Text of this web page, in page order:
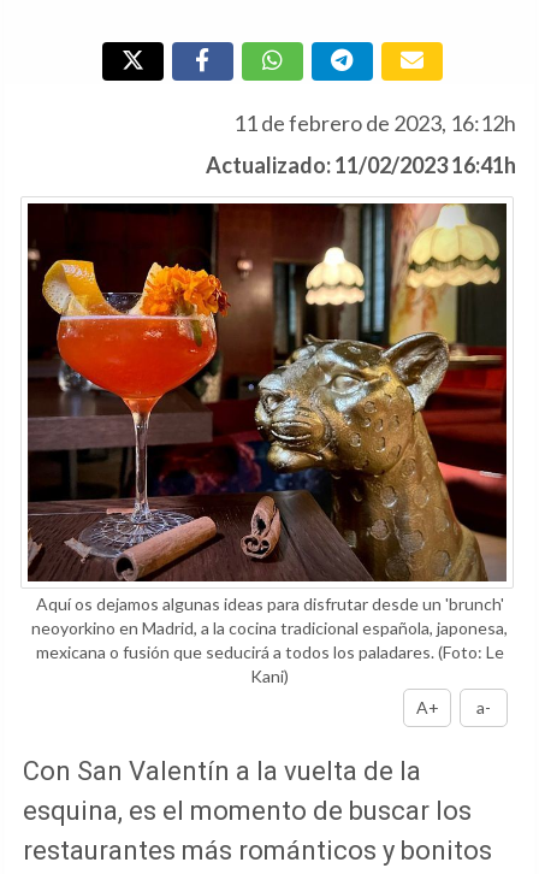
11 de febrero de 2023, 16:12h
Actualizado: 11/02/2023 16:41h
Aquí os dejamos algunas ideas para disfrutar desde un 'brunch'
neoyorkino en Madrid, a la cocina tradicional española, japonesa,
mexicana o fusión que seducirá a todos los paladares.(Foto: Le
Kani)
A+
a-
Con San Valentín a la vuelta de la
esquina, es el momento de buscar los
restaurantes más románticos y bonitos